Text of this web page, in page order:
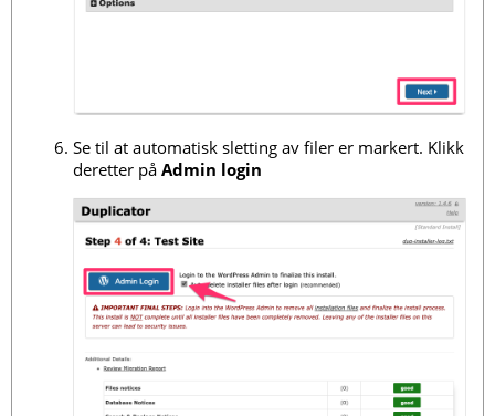
Se til at automatisk sletting av filer er markert. Klikk
deretter på Admin login